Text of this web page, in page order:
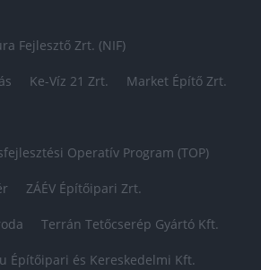
Fejlesztő Zrt. (NIF)
Ke-Víz 21 Zrt. Market Építő Zrt.
Operatív Program (TOP)
ZÁÉV Építőipari Zrt.
Terrán Tetőcserép Gyártó Kft.
Építőipari és Kereskedelmi Kft.